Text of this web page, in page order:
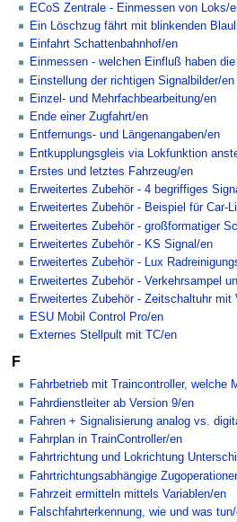
ECoS Zentrale - Einmessen von Loks/
Ein Löschzug fährt mit blinkenden
Einfahrt Schattenbahnhof/en
Einmessen - welchen Einfluß haben
Einstellung der richtigen Signalbilder/en
Einzel- und Mehrfachbearbeitung/en
Ende einer Zugfahrt/en
Entfernungs- und Längenangaben/en
Entkupplungsgleis via Lokfunktion
Erstes und letztes Fahrzeug/en
Erweitertes Zubehör - 4 begriffiges
Erweitertes Zubehör - Beispiel für Car-
Erweitertes Zubehör - großformatiger
Erweitertes Zubehör - KS Signal/en
Erweitertes Zubehör - Lux
Erweitertes Zubehör - Verkehrsampel
Erweitertes Zubehör - Zeitschaltuhr mit
ESU Mobil Control Pro/en
Externes Stellpult mit TC/en
F
Fahrbetrieb mit Traincontroller, welche
Fahrdienstleiter ab Version 9/en
Fahren + Signalisierung analog vs.
Fahrplan in TrainController/en
Fahrtrichtung und Lokrichtung
Fahrtrichtungsabhängige
Fahrzeit ermitteln mittels Variablen/en
Falschfahrterkennung, wie und was